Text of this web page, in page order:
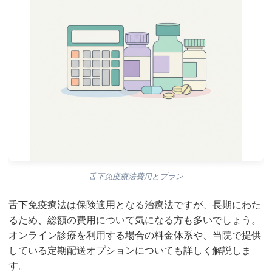
舌下免疫療法費用とプラン
舌下免疫療法は保険適用となる治療法ですが、長期にわた
るため、総額の費用について気になる方も多いでしょう。
オンライン診療を利用する場合の料金体系や、当院で提供
している定期配送オプションについても詳しく解説しま
す。